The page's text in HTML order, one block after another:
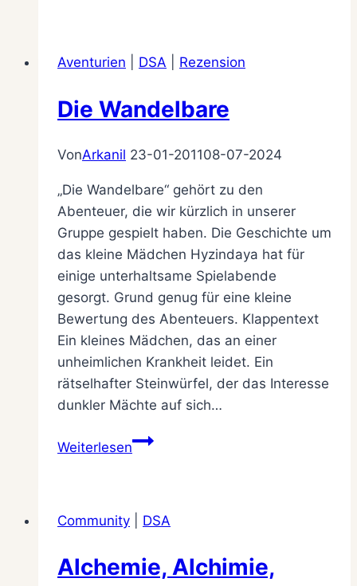
Regal
Aventurien DSA Rezension
Die Wandelbare
VonArkanil 23-01-201108-07-2024
„Die Wandelbare“ gehört zu den
Abenteuer, die wir kürzlich in unserer
Gruppe gespielt haben. Die Geschichte um
das kleine Mädchen Hyzindaya hat für
einige unterhaltsame Spielabende
gesorgt. Grund genug für eine kleine
Bewertung des Abenteuers. Klappentext
Ein kleines Mädchen, das an einer
unheimlichen Krankheit leidet. Ein
rätselhafter Steinwürfel, der das Interesse
dunkler Mächte auf sich…
WeiterlesenDie
Community DSA
Alchemie, Alchimie,